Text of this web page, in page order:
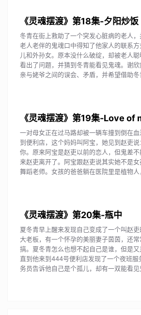
《灵魂摆渡》第18集-夕阳炒饭
冬青在街上救助了一个突发心脏病的老人
老人老伴的鬼魂口中得知了他家人的联系
儿和外孙女。原本没什么破绽，却被老人
看出了问题，并猜到冬青能看见鬼魂。谢
亲与姥爷之间的误会、矛盾，并希望借助
《灵魂摆渡》第19集-Love of
一对母女正在过马路却被一辆车撞到倒在
到便利店，这个妈妈叫阿宝，她见到赵吏
你。原来阿宝是赵吏以前的恋人，但鬼差
来赵吏离开了。阿宝跟赵吏说其实她不是
舞蹈老师。女孩的爸爸躺在医院里是植物
《灵魂摆渡》第20集-瓶中
夏冬青早上醒来发现自己变成了一个叫赵
大老板，有一个怀孕的美丽妻子茵茵，还
搞。夏冬青怎么也想不起自己是谁，但是又
直到他来到444号便利店发现了一个夜班服
务员告诉他自己是个孤儿，却有一双能看